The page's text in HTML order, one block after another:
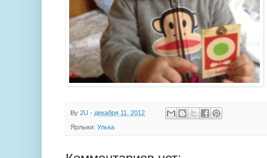
By 2U - декабря 11, 2012
Ярлыки: Улька